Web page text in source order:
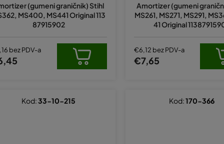
(gumeni graničnik) Stihl
MS400, MS441 Original 113
87915902
bez PDV-a
Amortizer (gumeni
MS261, MS271, MS291,
41 Original
€6,12 bez PDV-a
€7,65
Kod:33-10-215 Kod:170-366